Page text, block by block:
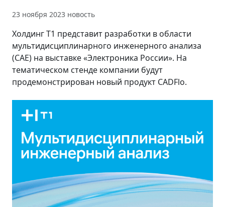
23 ноября 2023 новость
Холдинг Т1 представит разработки в области
мультидисциплинарного инженерного анализа
(CAE) на выставке «Электроника России». На
тематическом стенде компании будут
продемонстрирован новый продукт CADFlo.